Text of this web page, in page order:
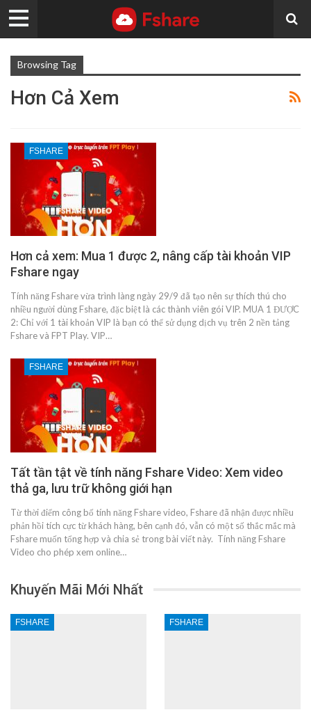
Browsing Tag
Hơn Cả Xem
FSHARE
Hơn cả xem: Mua 1 được 2, nâng cấp tài khoản VIP
Fshare ngay
Tính năng Fshare vừa trình làng ngày 29/9 đã tạo nên sự thích thú cho
nhiều người dùng Fshare, đặc biệt là các thành viên gói VIP. MUA 1 ĐƯỢC
2: Chỉ với 1 tài khoản VIP là bạn có thể sử dụng dịch vụ trên 2 nền tảng
Fshare và FPT Play. VIP…
FSHARE
Tất tần tật về tính năng Fshare Video: Xem video
thả ga, lưu trữ không giới hạn
Từ thời điểm công bố tính năng Fshare video, Fshare đã nhận được nhiều
phản hồi tích cực từ khách hàng, bên cạnh đó, vẫn có một số thắc mắc mà
Fshare muốn tổng hợp và chia sẻ trong bài viết này. Tính năng Fshare
Video cho phép xem online…
Khuyến Mãi Mới Nhất
FSHARE FSHARE